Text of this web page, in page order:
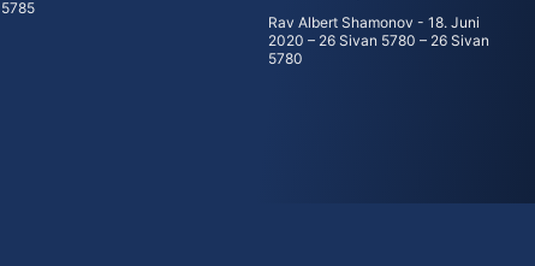
5785
Rav Albert Shamonov
18. Juni
2020 – 26 Sivan 5780 – 26 Sivan
5780